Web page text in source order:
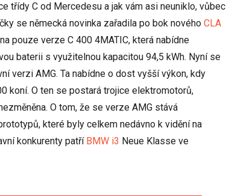
třídy C od Mercedesu a jak vám asi neuniklo, vůbec
se německá novinka zařadila po bok nového CLA
pouze verze C 400 4MATIC, která nabídne
baterii s využitelnou kapacitou 94,5 kWh. Nyní se
verzi AMG. Ta nabídne o dost vyšší výkon, kdy
koní. O ten se postará trojice elektromotorů,
O tom, že se verze AMG stává
které byly celkem nedávno k vidění na
konkurenty patří BMW i3 Neue Klasse ve